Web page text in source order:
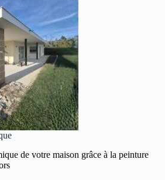
de votre maison grâce à la peinture